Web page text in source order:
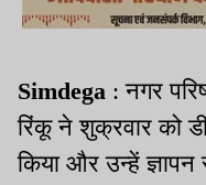
Simdega : नगर
रिंकू ने शुक्रवार को
किया और उन्हें ज्ञापन